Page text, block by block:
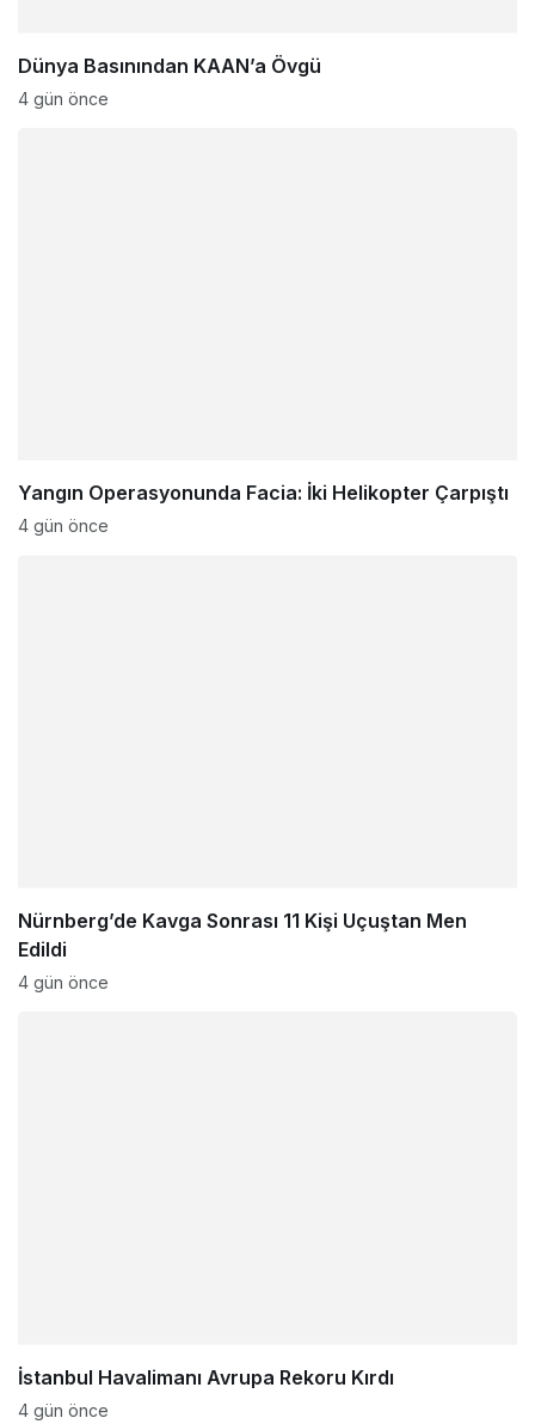
Dünya Basınından KAAN’a Övgü
4 gün önce
Yangın Operasyonunda Facia: İki Helikopter Çarpıştı
4 gün önce
Nürnberg’de Kavga Sonrası 11 Kişi Uçuştan Men
Edildi
4 gün önce
İstanbul Havalimanı Avrupa Rekoru Kırdı
4 gün önce